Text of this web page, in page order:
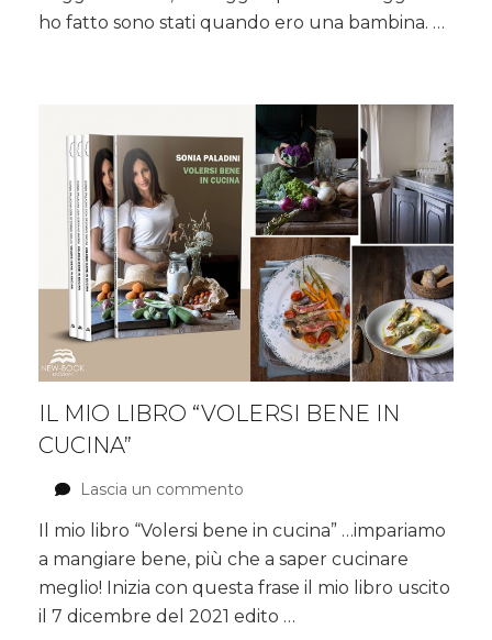
bene
ho fatto sono stati quando ero una bambina. …
IL MIO LIBRO “VOLERSI BENE IN
CUCINA”
Lascia un commento
mio
libro
“Volersi
bene
in
Il mio libro “Volersi bene in cucina” …impariamo
a mangiare bene, più che a saper cucinare
meglio! Inizia con questa frase il mio libro uscito
il 7 dicembre del 2021 edito …